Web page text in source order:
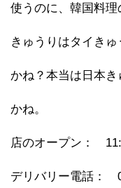
使うのに、韓国料理
きゅうりはタイき
かね？本当は日本き
かね。
店のオープン：
デリバリー電話：